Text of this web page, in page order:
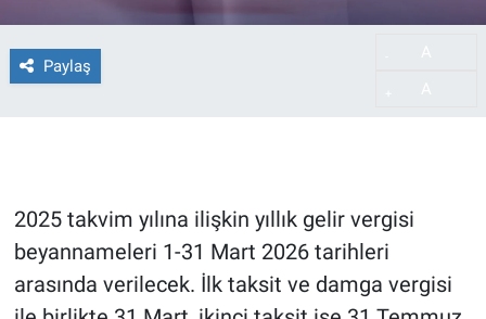
Paylaş
2025 takvim yılına ilişkin yıllık gelir vergisi
beyannameleri 1-31 Mart 2026 tarihleri
arasında verilecek. İlk taksit ve damga vergisi